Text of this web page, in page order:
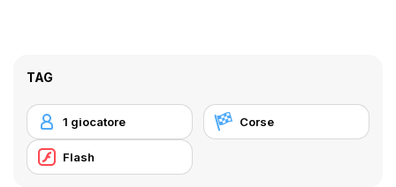
TAG
1 giocatore Corse
Flash